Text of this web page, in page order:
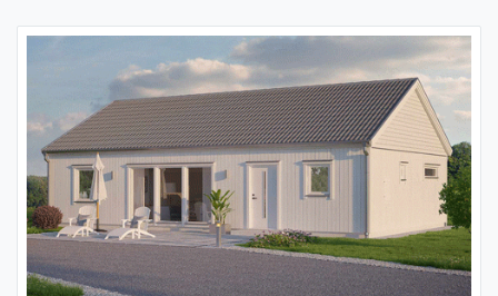
och frys som också bildar en användbar vägg att till exempel
placera braskaminen eller tv- och mediecenter på.
Vardagsrummet kännetecknas av det höga snedtaket och de
höga taklinjeformade fönstren. Tre rymliga sovrum ligger
samlade i ena delen av huset och det större av dem har en
egen utgång till trädgården.